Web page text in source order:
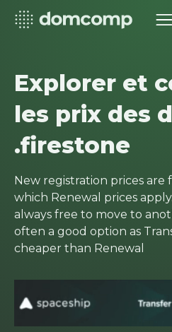
Explorer et
les prix des
.firestone
New registration prices are
which Renewal prices
always free to move to
often a good option as
cheaper than Renewal